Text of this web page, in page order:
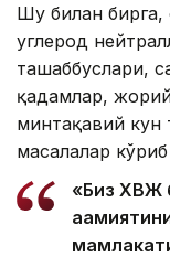
Шу билан бирга,
углерод
ташаббуслари,
қадамлар,
минтақавий кун
масалалар
«Биз ХВЖ